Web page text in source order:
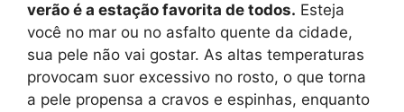
verão é a estação favorita de todos. Esteja
você no mar ou no asfalto quente da cidade,
sua pele não vai gostar. As altas temperaturas
provocam suor excessivo no rosto, o que torna
a pele propensa a cravos e espinhas, enquanto